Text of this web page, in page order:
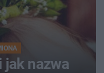
jak nazwa